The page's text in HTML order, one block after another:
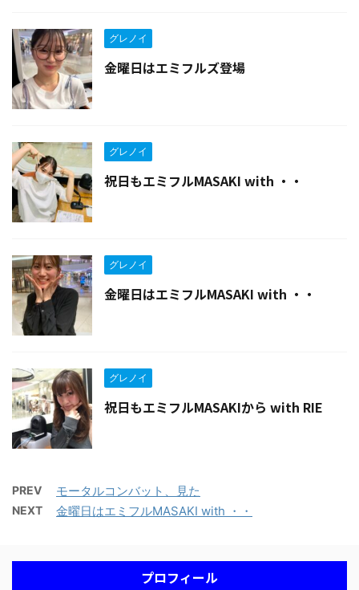
グレノイ
金曜日はエミフルズ登場
グレノイ
祝日もエミフルMASAKI with ・・
グレノイ
金曜日はエミフルMASAKI with ・・
グレノイ
祝日もエミフルMASAKIから with RIE
PREV モータルコンバット、見た
NEXT 金曜日はエミフルMASAKI with ・・
プロフィール